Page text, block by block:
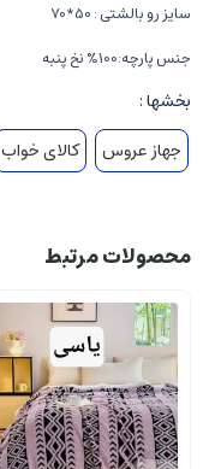
سایز رو بالشتی : 50*70
جنس پارچه:100% نخ پنبه
بخشها :
جهاز عروس
کالای خواب
محصولات مرتبط